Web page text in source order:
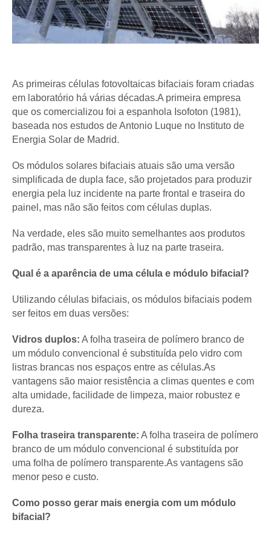
As primeiras células fotovoltaicas bifaciais foram criadas
em laboratório há várias décadas.A primeira empresa
que os comercializou foi a espanhola Isofoton (1981),
baseada nos estudos de Antonio Luque no Instituto de
Energia Solar de Madrid.
Os módulos solares bifaciais atuais são uma versão
simplificada de dupla face, são projetados para produzir
energia pela luz incidente na parte frontal e traseira do
painel, mas não são feitos com células duplas.
Na verdade, eles são muito semelhantes aos produtos
padrão, mas transparentes à luz na parte traseira.
Qual é a aparência de uma célula e módulo bifacial?
Utilizando células bifaciais, os módulos bifaciais podem
ser feitos em duas versões:
Vidros duplos: A folha traseira de polímero branco de
um módulo convencional é substituída pelo vidro com
listras brancas nos espaços entre as células.As
vantagens são maior resistência a climas quentes e com
alta umidade, facilidade de limpeza, maior robustez e
dureza.
Folha traseira transparente: A folha traseira de polímero
branco de um módulo convencional é substituída por
uma folha de polímero transparente.As vantagens são
menor peso e custo.
Como posso gerar mais energia com um módulo
bifacial?